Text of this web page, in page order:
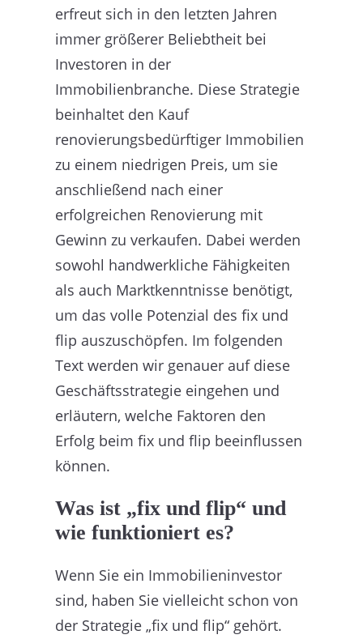
erfreut sich in den letzten Jahren
immer größerer Beliebtheit bei
Investoren in der
Immobilienbranche. Diese Strategie
beinhaltet den Kauf
renovierungsbedürftiger Immobilien
zu einem niedrigen Preis, um sie
anschließend nach einer
erfolgreichen Renovierung mit
Gewinn zu verkaufen. Dabei werden
sowohl handwerkliche Fähigkeiten
als auch Marktkenntnisse benötigt,
um das volle Potenzial des fix und
flip auszuschöpfen. Im folgenden
Text werden wir genauer auf diese
Geschäftsstrategie eingehen und
erläutern, welche Faktoren den
Erfolg beim fix und flip beeinflussen
können.
Was ist „fix und flip“ und
wie funktioniert es?
Wenn Sie ein Immobilieninvestor
sind, haben Sie vielleicht schon von
der Strategie „fix und flip“ gehört.